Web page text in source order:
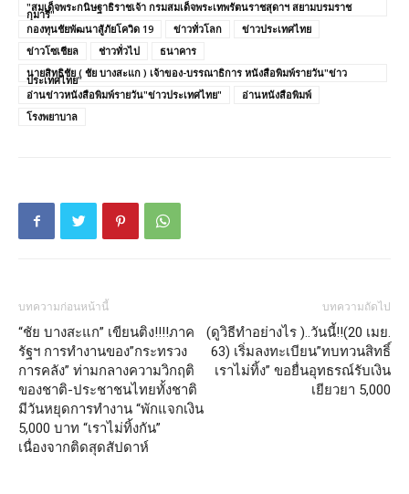
"สมเด็จพระกนิษฐาธิราชเจ้า กรมสมเด็จพระเทพรัตนราชสุดาฯ สยามบรมราช
กุมารี"
กองทุนชัยพัฒนาสู้ภัยโควิด 19
ข่าวทั่วโลก
ข่าวประเทศไทย
ข่าวโซเชียล
ช่าวทั่วไป
ธนาคาร
นายสิทธิชัย ( ชัย บางสะแก ) เจ้าของ-บรรณาธิการ หนังสือพิมพ์รายวัน"ข่าว
ประเทศไทย"
อ่านข่าวหนังสือพิมพ์รายวัน"ข่าวประเทศไทย"
อ่านหนังสือพิมพ์
โรงพยาบาล
บทความก่อนหน้านี้
“ชัย บางสะแก” เขียนติง!!!!ภาค
รัฐฯ การทำงานของ”กระทรวง
การคลัง” ท่ามกลางความวิกฤติ
ของชาติ-ประชาชนไทยทั้งชาติ
มีวันหยุดการทำงาน “พักแจกเงิน
5,000 บาท “เราไม่ทิ้งกัน”
เนื่องจากติดสุดสัปดาห์
บทความถัดไป
(ดูวิธีทำอย่างไร )..วันนี้!!(20 เมย.
63) เริ่มลงทะเบียน”ทบทวนสิทธิ์
เราไม่ทิ้ง” ขอยื่นอุทธรณ์รับเงิน
เยียวยา 5,000